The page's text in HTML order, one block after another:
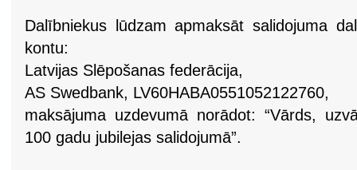
Dalībniekus lūdzam apmaksāt salidojuma
kontu:
Latvijas Slēpošanas federācija,
AS Swedbank, LV60HABA0551052122760,
maksājuma uzdevumā norādot: “Vārds,
100 gadu jubilejas salidojumā”.